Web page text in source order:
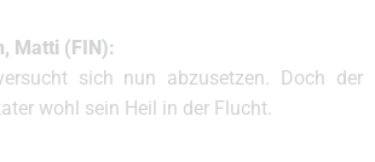
Matti (FIN):
sich nun abzusetzen. Doch der
wohl sein Heil in der Flucht.